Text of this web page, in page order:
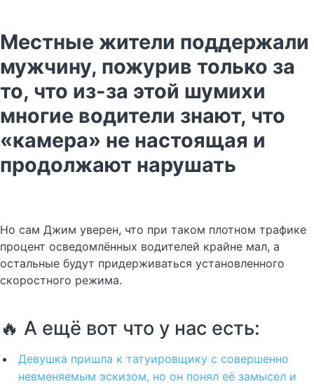
Местные жители поддержали
мужчину, пожурив только за
то, что из-за этой шумихи
многие водители знают, что
«камера» не настоящая и
продолжают нарушать
Но сам Джим уверен, что при таком плотном трафике
процент осведомлённых водителей крайне мал, а
остальные будут придерживаться установленного
скоростного режима.
🔥 А ещё вот что у нас есть:
Девушка пришла к татуировщику с совершенно
невменяемым эскизом, но он понял её замысел и